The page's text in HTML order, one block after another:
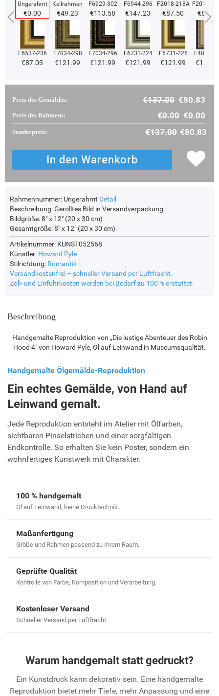
Ungerahmt
€0.00
Keilrahmen
€49.23
F6929-302
€113.58
F6944-296
€147.23
F2018-218A
€87.50
F2018-
€87.50
F6537-236
€87.03
F7034-298
€121.99
F7034-296
€121.99
F6731-224
€121.99
F6731-226
€121.99
F4827-
Preis des Gemäldes: €137.00 €80.83
Preis des Rahmens: €0.00 €0.00
Sonderpreis: €137.00 €80.83
Rahmennummer: Ungerahmt Detail
Beschreibung:Gerolltes Bild in Versandverpackung
Bildgröße:8" x 12" (20 x 30 cm)
Gesamtgröße:8" x 12" (20 x 30 cm)
Artikelnummer: KUNST052568
Künstler: Howard Pyle
Stilrichtung: Romantik
Versandkostenfrei – schneller Versand per Luftfracht.
Zoll- und Einfuhrkosten werden bei Bedarf zu 100 % erstattet.
Beschreibung
Handgemalte Reproduktion von „Die lustige Abenteuer des Robin
Hood 4" von Howard Pyle, Öl auf Leinwand in Museumsqualität.
Handgemalte Ölgemälde-Reproduktion
Ein echtes Gemälde, von Hand auf
Leinwand gemalt.
Jede Reproduktion entsteht im Atelier mit Ölfarben,
sichtbaren Pinselstrichen und einer sorgfältigen
Endkontrolle. So erhalten Sie kein Poster, sondern ein
wohnfertiges Kunstwerk mit Charakter.
100 % handgemalt
Öl auf Leinwand, keine Drucktechnik.
Maßanfertigung
Größe und Rahmen passend zu Ihrem Raum.
Geprüfte Qualität
Kontrolle von Farbe, Komposition und Verarbeitung.
Kostenloser Versand
Schneller Versand per Luftfracht.
Warum handgemalt statt gedruckt?
Ein Kunstdruck kann dekorativ sein. Eine handgemalte
Reproduktion bietet mehr Tiefe, mehr Anpassung und eine